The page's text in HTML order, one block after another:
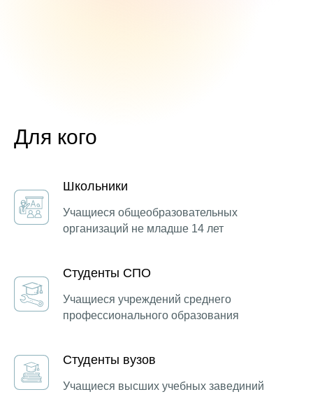
Для кого
Школьники
Учащиеся общеобразовательных
организаций не младше 14 лет
Студенты СПО
Учащиеся учреждений среднего
профессионального образования
Студенты вузов
Учащиеся высших учебных завединий